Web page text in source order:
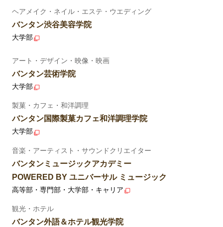
ヘアメイク・ネイル・エステ・ウエディング
バンタン渋谷美容学院
大学部
アート・デザイン・映像・映画
バンタン芸術学院
大学部
製菓・カフェ・和洋調理
バンタン国際製菓カフェ和洋調理学院
大学部
音楽・アーティスト・サウンドクリエイター
バンタンミュージックアカデミー
POWERED BY ユニバーサル ミュージック
高等部・専門部・大学部・キャリア
観光・ホテル
バンタン外語＆ホテル観光学院